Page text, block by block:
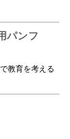
パンフ
教育を考える